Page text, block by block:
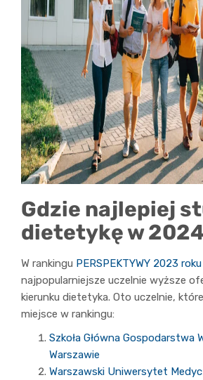
Gdzie najlepiej
dietetykę w
W rankingu PERSPEKTYWY 2023 roku
najpopularniejsze uczelnie wyższe
kierunku dietetyka. Oto uczelnie,
miejsce w rankingu:
Szkoła Główna Gospodarstwa
Warszawie
Warszawski Uniwersytet